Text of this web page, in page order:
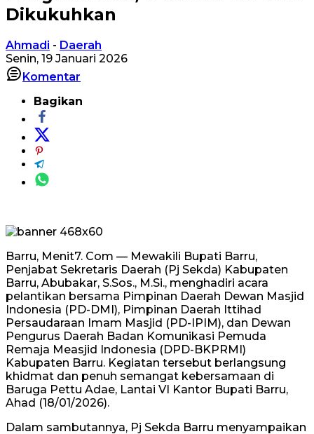
Dikukuhkan
Ahmadi - Daerah
Senin, 19 Januari 2026
Komentar
Bagikan
Barru, Menit7. Com — Mewakili Bupati Barru,
Penjabat Sekretaris Daerah (Pj Sekda) Kabupaten
Barru, Abubakar, S.Sos., M.Si., menghadiri acara
pelantikan bersama Pimpinan Daerah Dewan Masjid
Indonesia (PD-DMI), Pimpinan Daerah Ittihad
Persaudaraan Imam Masjid (PD-IPIM), dan Dewan
Pengurus Daerah Badan Komunikasi Pemuda
Remaja Measjid Indonesia (DPD-BKPRMI)
Kabupaten Barru. Kegiatan tersebut berlangsung
khidmat dan penuh semangat kebersamaan di
Baruga Pettu Adae, Lantai VI Kantor Bupati Barru,
Ahad (18/01/2026).
Dalam sambutannya, Pj Sekda Barru menyampaikan